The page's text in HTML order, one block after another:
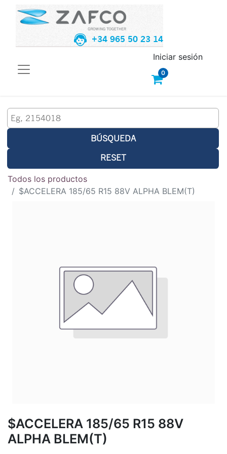
+34 965 50 23 14
0
Iniciar sesión
BÚSQUEDA
RESET
Todos los productos
$ACCELERA 185/65 R15 88V ALPHA BLEM(T)
$ACCELERA 185/65 R15 88V
ALPHA BLEM(T)